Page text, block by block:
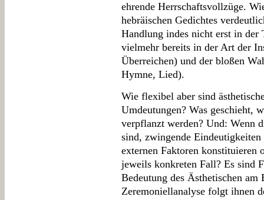
ehrende Herrschaftsvollzüge.
hebräischen Gedichtes
Handlung indes nicht erst in
vielmehr bereits in der Art der
Überreichen) und der bloßen
Hymne, Lied).
Wie flexibel aber sind
Umdeutungen? Was geschieht,
verpflanzt werden? Und: Wenn
sind, zwingende
externen Faktoren konstituieren
jeweils konkreten Fall? Es sind
Bedeutung des Ästhetischen
Zeremoniellanalyse folgt ihnen